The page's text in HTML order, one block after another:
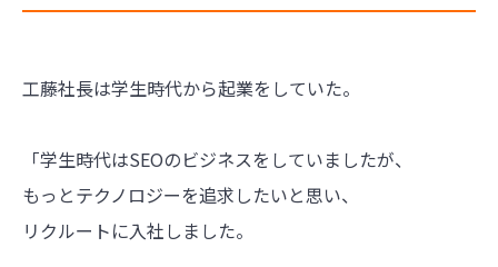
工藤社長は学生時代から起業をしていた。
「学生時代はSEOのビジネスをしていましたが、
もっとテクノロジーを追求したいと思い、
リクルートに入社しました。